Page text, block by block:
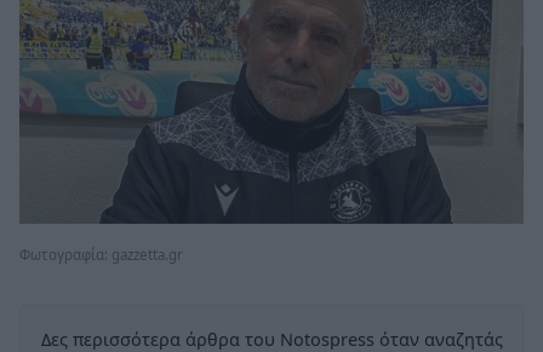
Φωτογραφία: gazzetta.gr
Δες περισσότερα άρθρα του Notospress όταν αναζητάς